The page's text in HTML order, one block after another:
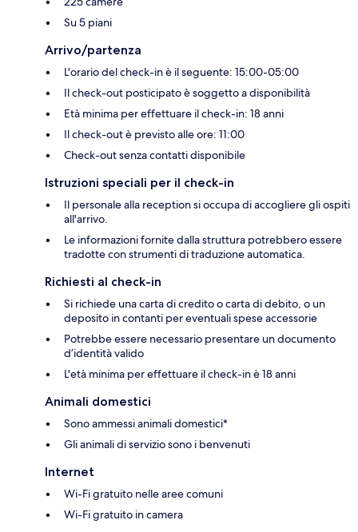
Su 5 piani
Arrivo/partenza
L'orario del check-in è il seguente: 15:00-05:00
Il check-out posticipato è soggetto a disponibilità
Età minima per effettuare il check-in: 18 anni
Il check-out è previsto alle ore: 11:00
Check-out senza contatti disponibile
Istruzioni speciali per il check-in
Il personale alla reception si occupa di accogliere gli ospiti
all'arrivo.
Le informazioni fornite dalla struttura potrebbero essere
tradotte con strumenti di traduzione automatica.
Richiesti al check-in
Si richiede una carta di credito o carta di debito, o un
deposito in contanti per eventuali spese accessorie
Potrebbe essere necessario presentare un documento
d’identità valido
L'età minima per effettuare il check-in è 18 anni
Animali domestici
Sono ammessi animali domestici*
Gli animali di servizio sono i benvenuti
Internet
Wi-Fi gratuito nelle aree comuni
Wi-Fi gratuito in camera